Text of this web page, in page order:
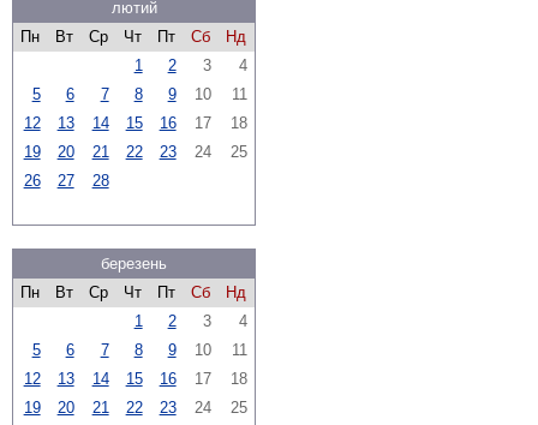
лютий
Пн
Вт Ср Чт Пт Сб
Нд
1
2 3
4
5
6 7 8 9 10
11
12
13 14 15 16 17
18
19
20 21 22 23 24
25
26
27 28
березень
Пн
Вт Ср Чт Пт Сб
Нд
1
2 3
4
5
6 7 8 9 10
11
12
13 14 15 16 17
18
19
20 21 22 23 24
25